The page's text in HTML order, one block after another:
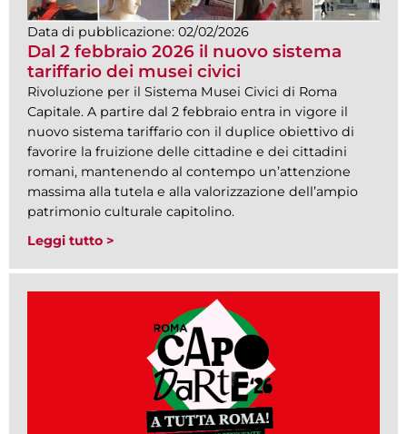
Data di pubblicazione: 02/02/2026
Dal 2 febbraio 2026 il nuovo sistema
tariffario dei musei civici
Rivoluzione per il Sistema Musei Civici di Roma
Capitale. A partire dal 2 febbraio entra in vigore il
nuovo sistema tariffario con il duplice obiettivo di
favorire la fruizione delle cittadine e dei cittadini
romani, mantenendo al contempo un’attenzione
massima alla tutela e alla valorizzazione dell’ampio
patrimonio culturale capitolino.
Leggi tutto >